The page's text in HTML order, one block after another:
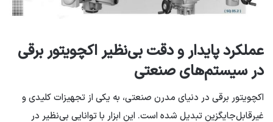
عملکرد پایدار و دقت بی‌نظیر اکچویتور برقی
در سیستم‌های صنعتی
اکچویتور برقی در دنیای مدرن صنعتی، به یکی از تجهیزات کلیدی و
غیرقابل‌جایگزین تبدیل شده است. این ابزار با توانایی بی‌نظیر در